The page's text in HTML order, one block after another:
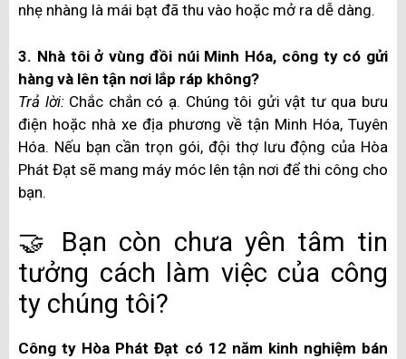
nhẹ nhàng là mái bạt đã thu vào hoặc mở ra dễ dàng.
3. Nhà tôi ở vùng đồi núi Minh Hóa, công ty có gửi
hàng và lên tận nơi lắp ráp không?
Trả lời:Chắc chắn có ạ. Chúng tôi gửi vật tư qua bưu
điện hoặc nhà xe địa phương về tận Minh Hóa, Tuyên
Hóa. Nếu bạn cần trọn gói, đội thợ lưu động của Hòa
Phát Đạt sẽ mang máy móc lên tận nơi để thi công cho
bạn.
🤝 Bạn còn chưa yên tâm tin
tưởng cách làm việc của công
ty chúng tôi?
Công ty Hòa Phát Đạt có 12 năm kinh nghiệm bán